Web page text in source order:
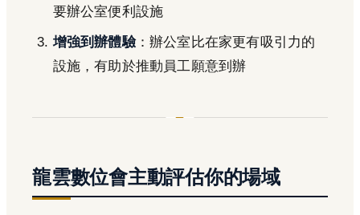
要辦公室便利設施
增強到辦體驗：辦公室比在家更有吸引力的
設施，有助於推動員工願意到辦
龍雲數位會主動評估你的場域